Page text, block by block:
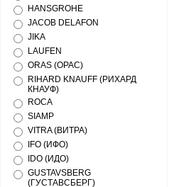
HANSGROHE
JACOB DELAFON
JIKA
LAUFEN
ORAS (ОРАС)
RIHARD KNAUFF (РИХАРД
КНАУФ)
ROCA
SIAMP
VITRA (ВИТРА)
IFO (ИФО)
IDO (ИДО)
GUSTAVSBERG
(ГУСТАВСБЕРГ)